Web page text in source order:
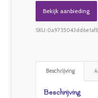
Bekijk aanbieding
SKU:
Beschrijving
Beschrijving